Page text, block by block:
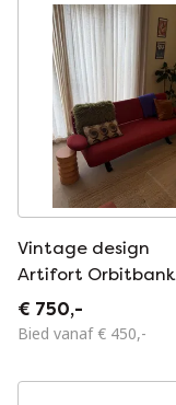
Vintage design
Artifort Orbitbank
1998
€ 750,-
Bied vanaf € 450,-